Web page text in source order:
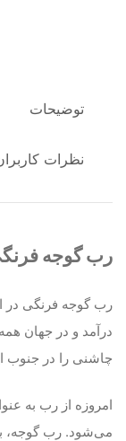
توضیحات
نظرات کاربران
گوجه فرنگی
گوجه فرنگی در
و در جهان
را در جنوب
از رب به
رب گوجه،